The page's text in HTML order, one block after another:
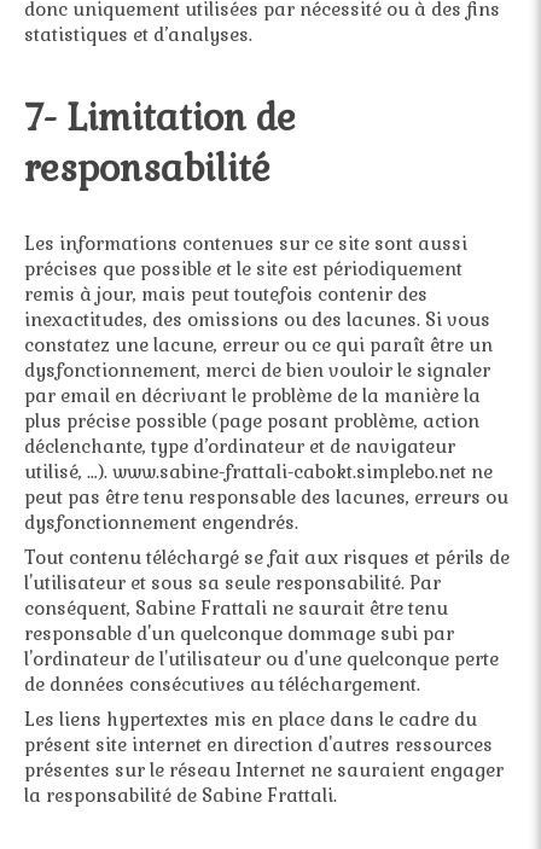
donc uniquement utilisées par nécessité ou à des fins
statistiques et d’analyses.
7- Limitation de
responsabilité
Les informations contenues sur ce site sont aussi
précises que possible et le site est périodiquement
remis à jour, mais peut toutefois contenir des
inexactitudes, des omissions ou des lacunes. Si vous
constatez une lacune, erreur ou ce qui paraît être un
dysfonctionnement, merci de bien vouloir le signaler
par email en décrivant le problème de la manière la
plus précise possible (page posant problème, action
déclenchante, type d’ordinateur et de navigateur
utilisé, …). www.sabine-frattali-cabokt.simplebo.net ne
peut pas être tenu responsable des lacunes, erreurs ou
dysfonctionnement engendrés.
Tout contenu téléchargé se fait aux risques et périls de
l'utilisateur et sous sa seule responsabilité. Par
conséquent, Sabine Frattali ne saurait être tenu
responsable d'un quelconque dommage subi par
l'ordinateur de l'utilisateur ou d'une quelconque perte
de données consécutives au téléchargement.
Les liens hypertextes mis en place dans le cadre du
présent site internet en direction d'autres ressources
présentes sur le réseau Internet ne sauraient engager
la responsabilité de Sabine Frattali.